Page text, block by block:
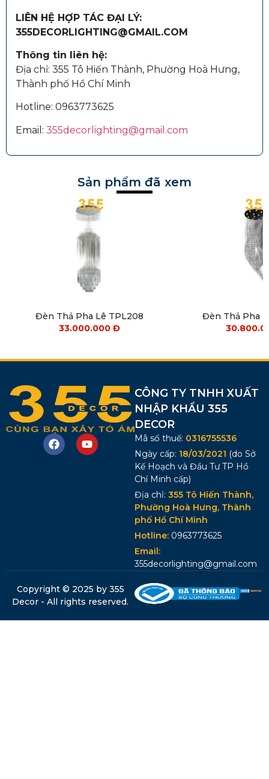
LIÊN HỆ HỢP TÁC ĐẠI LÝ:
355DECORLIGHTING@GMAIL.COM
Thông tin liên hệ:
Địa chỉ: 355 Tô Hiến Thành, Phường Hoà Hưng,
Thành phố Hồ Chí Minh
Hotline: 0963773625
Email: 355decorlighting@gmail.com
Sản phẩm đã xem
Đèn Thả Pha Lê TPL208
33.000.000Đ
Đèn Thả Pha
CÔNG TY TNHH XUẤT
NHẬP KHẨU 355
DECOR
Mã số thuế: 0316755536
Ngày cấp: 18/03/2021 (do Sở
Kế Hoạch và Đầu Tư TP Hồ
Chí Minh cấp)
Địa chỉ: 355 Tô Hiến Thành,
Phường Hoà Hưng, Thành
phố Hồ Chí Minh
Hotline: 0963773625
Email:
355decorlighting@gmail.com
Copyright © 2025 by 355
Decor - All rights reserved.